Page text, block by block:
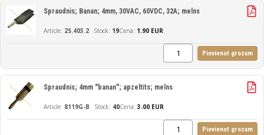
25.403.2
Spraudnis; Banan; 4mm, 30VAC, 60VDC, 32A; melns
19Cena: 1.90 EUR
Pievienot grozam
8119G-B
Spraudnis; 4mm "banan"; apzeltīts; melns
40Cena: 3.00 EUR
Pievienot grozam